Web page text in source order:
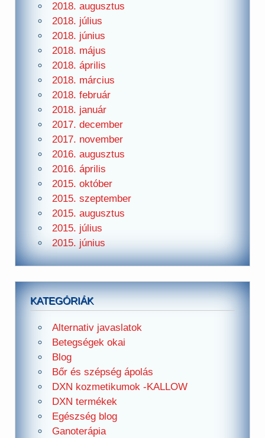
2018. augusztus
2018. július
2018. június
2018. május
2018. április
2018. március
2018. február
2018. január
2017. december
2017. november
2016. augusztus
2016. április
2015. október
2015. szeptember
2015. augusztus
2015. július
2015. június
KATEGÓRIÁK
Alternativ javaslatok
Betegségek okai
Blog
Bőr és szépség ápolás
DXN kozmetikumok -KALLOW
DXN termékek
Egészség blog
Ganoterápia